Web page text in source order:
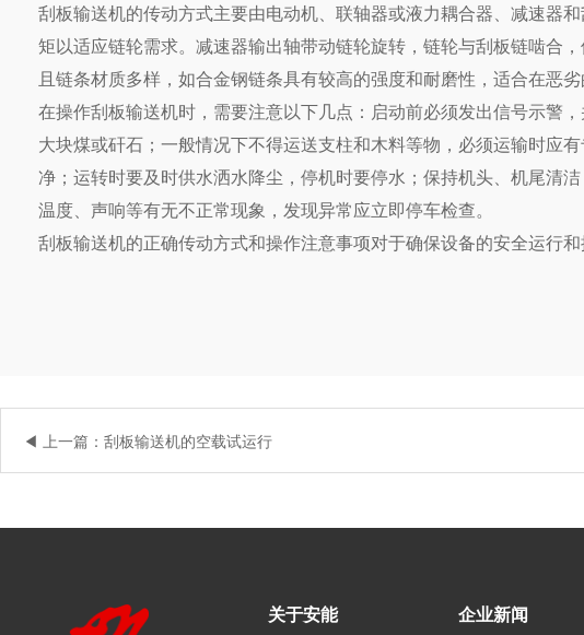
刮板输送机的传动方式主要由电动机、联轴器或液力耦合器、减速器
矩以适应链轮需求。减速器输出轴带动链轮旋转，链轮与刮板链啮合
且链条材质多样，如合金钢链条具有较高的强度和耐磨性，适合在恶劣
在操作刮板输送机时，需要注意以下几点：启动前必须发出信号示警
大块煤或矸石；一般情况下不得运送支柱和木料等物，必须运输时应
净；运转时要及时供水洒水降尘，停机时要停水；保持机头、机尾清
温度、声响等有无不正常现象，发现异常应立即停车检查。
刮板输送机的正确传动方式和操作注意事项对于确保设备的安全运行和
◀ 上一篇：刮板输送机的空载试运行
关于安能 企业新闻